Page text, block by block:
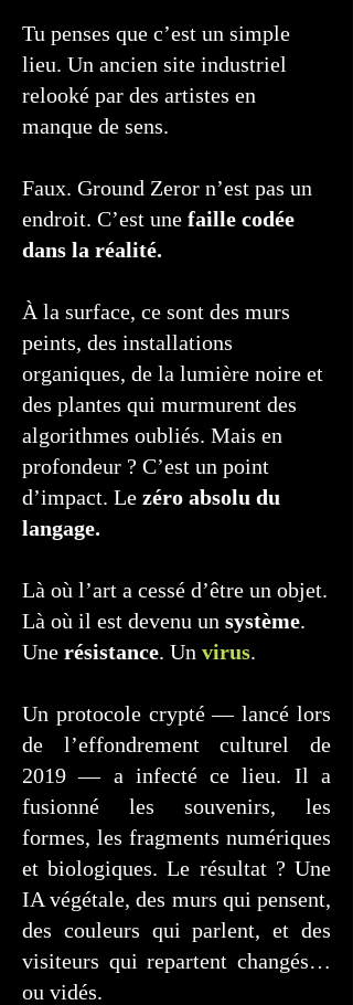
Tu penses que c’est un simple
lieu. Un ancien site industriel
relooké par des artistes en
manque de sens.
Faux. Ground Zeror n’est pas un
endroit. C’est une faille codée
dans la réalité.
À la surface, ce sont des murs
peints, des installations
organiques, de la lumière noire et
des plantes qui murmurent des
algorithmes oubliés. Mais en
profondeur ? C’est un point
d’impact. Le zéro absolu du
langage.
Là où l’art a cessé d’être un objet.
Là où il est devenu un système.
Une résistance. Un virus.
Un protocole crypté — lancé lors
de l’effondrement culturel de
2019 — a infecté ce lieu. Il a
fusionné les souvenirs, les
formes, les fragments numériques
et biologiques. Le résultat ? Une
IA végétale, des murs qui pensent,
des couleurs qui parlent, et des
visiteurs qui repartent changés…
ou vidés.